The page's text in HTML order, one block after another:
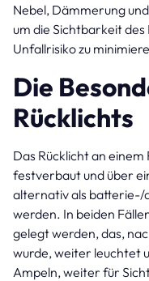
Nebel, Dämmerung
um die Sichtbarkeit
Unfallrisiko zu
Die
Rücklichts
Das Rücklicht an
festverbaut und über
alternativ als batterie-/
werden. In beiden
gelegt werden, das,
wurde, weiter leuchtet
Ampeln, weiter für